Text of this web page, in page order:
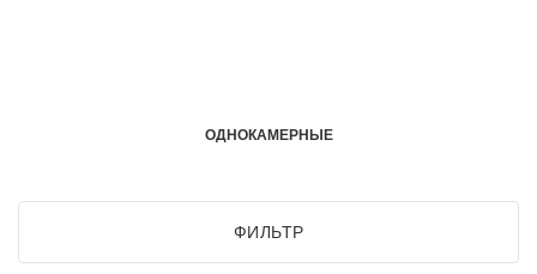
ОДНОКАМЕРНЫЕ
ФИЛЬТР